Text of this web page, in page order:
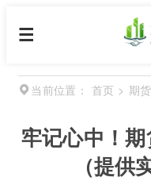
当前位置： 首页 > 期
牢记心中！
（提供